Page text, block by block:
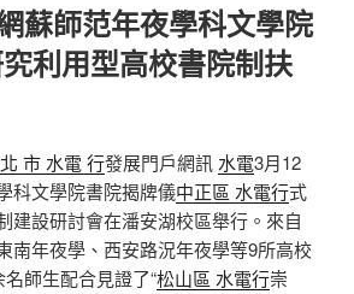
蘇師范年夜學科文學院
利用型高校書院制扶
市 水電 行發展門戶網訊水電3月12
科文學院書院揭牌儀中正區 水電行式
建設研討會在潘安湖校區舉行。來自
南年夜學、西安路況年夜學等9所高校
師生配合見證了“松山區 水電行崇